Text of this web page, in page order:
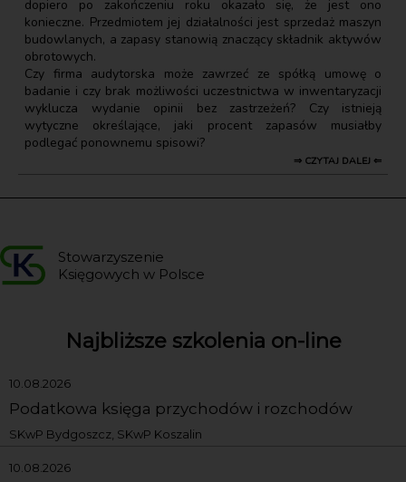
dopiero po zakończeniu roku okazało się, że jest ono
konieczne. Przedmiotem jej działalności jest sprzedaż maszyn
budowlanych, a zapasy stanowią znaczący składnik aktywów
obrotowych.
Czy firma audytorska może zawrzeć ze spółką umowę o
badanie i czy brak możliwości uczestnictwa w inwentaryzacji
wyklucza wydanie opinii bez zastrzeżeń? Czy istnieją
wytyczne określające, jaki procent zapasów musiałby
podlegać ponownemu spisowi?
⇒ CZYTAJ DALEJ ⇐
Stowarzyszenie
Księgowych w Polsce
Najbliższe szkolenia on-line
10.08.2026
Podatkowa księga przychodów i rozchodów
SKwP Bydgoszcz, SKwP Koszalin
10.08.2026